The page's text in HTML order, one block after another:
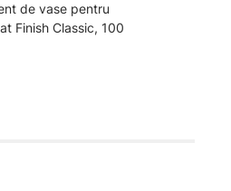
de vase pentru
Finish Classic, 100